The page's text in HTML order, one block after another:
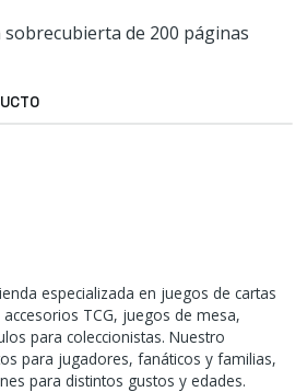
de 200 páginas
especializada en juegos de cartas
TCG, juegos de mesa,
para coleccionistas. Nuestro
para jugadores, fanáticos y familias,
para distintos gustos y edades.